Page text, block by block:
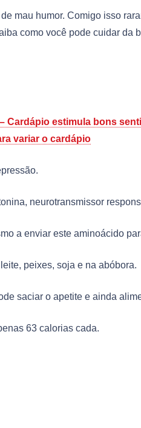
mau humor. Comigo isso
como você pode cuidar da
Cardápio estimula bons
variar o cardápio
neurotransmissor
a enviar este aminoácido
peixes, soja e na abóbora.
saciar o apetite e ainda
63 calorias cada.